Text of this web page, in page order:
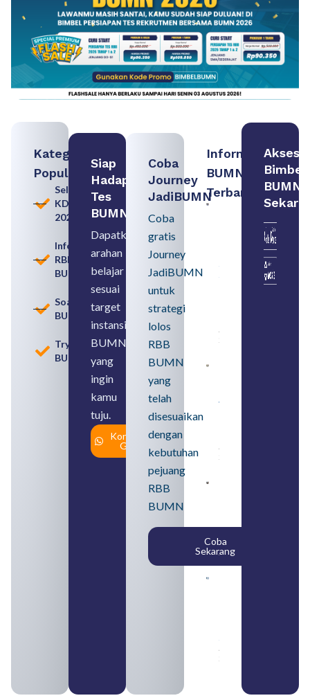
Kategori
Populer
Seleksi
KDKMP
2026
Informasi
RBB
BUMN
Soal
BUMN
Tryout
BUMN
Siap
Hadapi
Tes
BUMN
Dapatkan
arahan
belajar
sesuai
target
instansi
BUMN
yang
ingin
kamu
tuju.
Konsultasi
Gratis
Coba
Journey
JadiBUMN
Coba
gratis
Journey
JadiBUMN
untuk
strategi
lolos
RBB
BUMN
yang
telah
disesuaikan
dengan
kebutuhan
pejuang
RBB
BUMN
Coba
Sekarang
Informasi
BUMN
Terbaru:
SMA
Syarat,
August 5,
2026
yang
August 4,
2026
serta
Perbedaannya
August 3, 2026
Sektor
August 2,
2026
Akses
Bimbel
BUMN